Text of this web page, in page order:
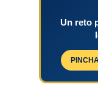
Un reto